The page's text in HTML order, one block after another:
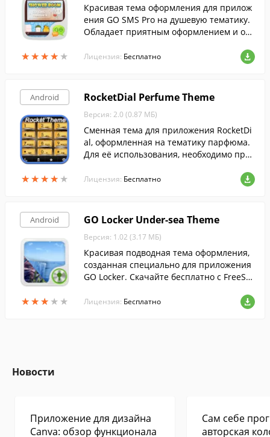
★★★★ ★
★★★★ ★
Красивая тема оформления для прилож
ения GO SMS Pro на душевую тематику.
Обладает приятным оформлением и оч
Лицензия: Бесплатно
Android
★★★★ ★
★★★★ ★
RocketDial Perfume Theme
Версия: 2.0 (0.87 МБ)
Сменная тема для приложения RocketDi
al, оформленная на тематику парфюма.
Для её использования, необходимо пред
Лицензия: Бесплатно
Android
★★★ ★ ★
★★★ ★ ★
GO Locker Under-sea Theme
Версия: 1.02 (3.17 МБ)
Красивая подводная тема оформления,
созданная специально для приложения
GO Locker. Скачайте бесплатно с FreeSof
Лицензия: Бесплатно
Новости
Приложение для дизайна
Canva: обзор функционала
Сам себе
авторская